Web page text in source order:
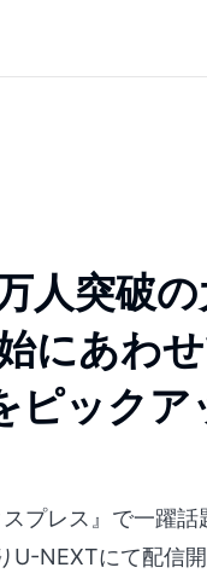
人突破
にあわ
ピックア
スプレス』で一躍
U-NEXTにて配信